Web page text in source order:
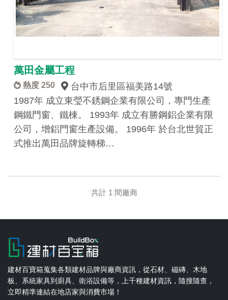
萬田金屬工程
熱度 250
台中市后里區福美路14號
1987年 成立東瑩不銹鋼企業有限公司，專門生產
鋼鐵門窗、鐵棟。 1993年 成立有勝鋼鋁企業有限
公司，增鋁門窗生產設備。 1996年 於台北世貿正
式推出萬田品牌旋轉梯…
共計 1 間廠商
建材百寶箱蒐集各類建材品牌與廠商資訊，從石材、磁磚、木地
板、系統家具到廚具、衛浴設備等，上千種建材資訊，隨搜隨查，
立即精準連結在地店家與消費市場！